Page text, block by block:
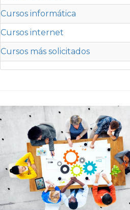
Cursos informática
Cursos internet
Cursos más solicitados